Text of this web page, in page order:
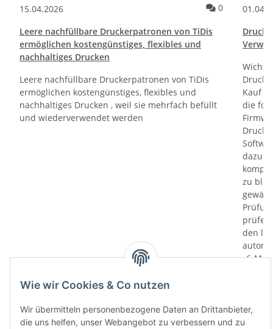
15.04.2026 Kommentare
0
Leere nachfüllbare Druckerpatronen von TiDis
ermöglichen kostengünstiges, flexibles und
nachhaltiges Drucken
Leere nachfüllbare Druckerpatronen von TiDis
ermöglichen kostengünstiges, flexibles und
nachhaltiges Drucken , weil sie mehrfach befüllt
und wiederverwendet werden
Kauf
die
dazu
zu
prüfen
den
„6-
die
Wie wir Cookies & Co nutzen
Wir übermitteln personenbezogene Daten an Drittanbieter,
die uns helfen, unser Webangebot zu verbessern und zu